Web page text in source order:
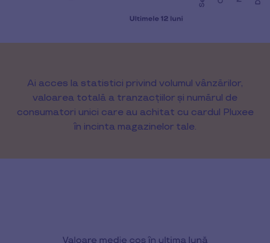
Ai acces la statistici privind volumul vânzărilor,
valoarea totală a tranzacțiilor și numărul de
consumatori unici care au achitat cu cardul Pluxee
în incinta magazinelor tale.